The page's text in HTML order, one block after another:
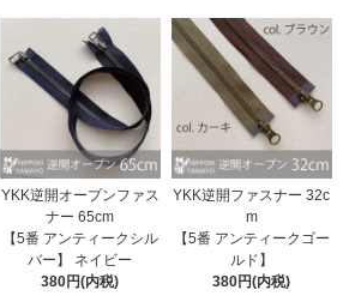
YKK逆開オープンファス
ナー 65cm
【5番 アンティークシル
バー】 ネイビー
380円(内税)
YKK逆開ファスナー 32c
m
【5番 アンティークゴー
ルド】
380円(内税)